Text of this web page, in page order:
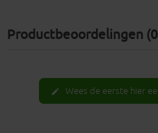
Productbeoordelingen
edit Wees de eerste hier